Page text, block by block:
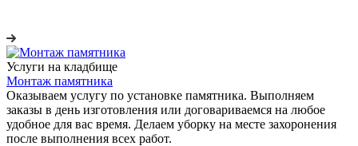
Услуги на кладбище
Монтаж памятника
Оказываем услугу по установке памятника. Выполняем
заказы в день изготовления или договариваемся на любое
удобное для вас время. Делаем уборку на месте захоронения
после выполнения всех работ.